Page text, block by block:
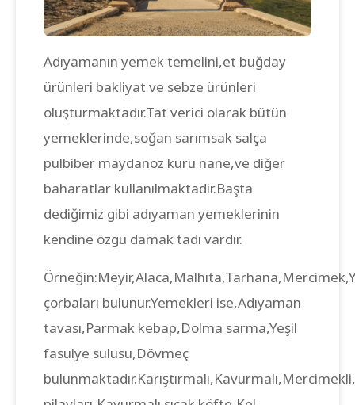
Adıyamanın yemek temelini,et buğday
ürünleri bakliyat ve sebze ürünleri
oluşturmaktadır.Tat verici olarak bütün
yemeklerinde,soğan sarımsak salça
pulbiber maydanoz kuru nane,ve diğer
baharatlar kullanılmaktadir.Başta
dediğimiz gibi adıyaman yemeklerinin
kendine özgü damak tadı vardır.
çorbaları bulunur.Yemekleri ise,Adıyaman
tavası,Parmak kebap,Dolma sarma,Yeşil
fasulye sulusu,Dövmeç